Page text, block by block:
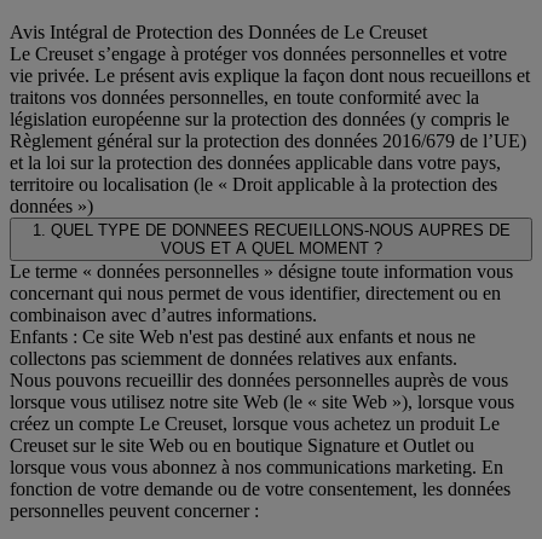
Avis Intégral de Protection des Données de Le Creuset
Le Creuset s’engage à protéger vos données personnelles et votre
vie privée. Le présent avis explique la façon dont nous recueillons et
traitons vos données personnelles, en toute conformité avec la
législation européenne sur la protection des données (y compris le
Règlement général sur la protection des données 2016/679 de l’UE)
et la loi sur la protection des données applicable dans votre pays,
territoire ou localisation (le « Droit applicable à la protection des
données »)
1. QUEL TYPE DE DONNEES RECUEILLONS-NOUS AUPRES DE
VOUS ET A QUEL MOMENT ?
Le terme « données personnelles » désigne toute information vous
concernant qui nous permet de vous identifier, directement ou en
combinaison avec d’autres informations.
Enfants : Ce site Web n'est pas destiné aux enfants et nous ne
collectons pas sciemment de données relatives aux enfants.
Nous pouvons recueillir des données personnelles auprès de vous
lorsque vous utilisez notre site Web (le « site Web »), lorsque vous
créez un compte Le Creuset, lorsque vous achetez un produit Le
Creuset sur le site Web ou en boutique Signature et Outlet ou
lorsque vous vous abonnez à nos communications marketing. En
fonction de votre demande ou de votre consentement, les données
personnelles peuvent concerner :